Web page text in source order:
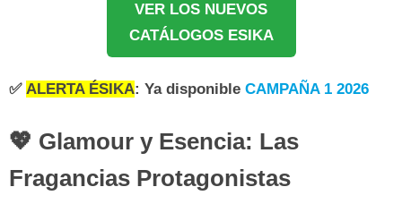
VER LOS NUEVOS
CATÁLOGOS ESIKA
✅ ALERTA ÉSIKA: Ya disponible CAMPAÑA 1 2026
💖 Glamour y Esencia: Las
Fragancias Protagonistas